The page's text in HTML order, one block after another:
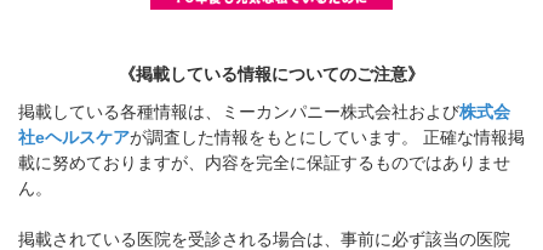
《掲載している情報についてのご注意》
掲載している各種情報は、ミーカンパニー株式会社および株式会
社eヘルスケアが調査した情報をもとにしています。 正確な情報掲
載に努めておりますが、内容を完全に保証するものではありませ
ん。
掲載されている医院を受診される場合は、事前に必ず該当の医院